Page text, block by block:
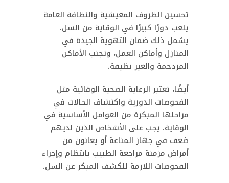
تحسين الظروف المعيشية والنظافة العامة
يلعب دورًا كبيرًا في الوقاية من السل.
يشمل ذلك ضمان التهوية الجيدة في
المنازل وأماكن العمل، وتجنب الأماكن
المزدحمة والغير نظيفة.
أيضًا، تعتبر الرعاية الصحية الوقائية مثل
الفحوصات الدورية واكتشاف الحالات في
مراحلها المبكرة من العوامل الأساسية في
الوقاية. يجب على الأشخاص الذين لديهم
ضعف في جهاز المناعة أو يعانون من
أمراض مزمنة مراجعة الطبيب بانتظام وإجراء
الفحوصات اللازمة للكشف المبكر عن السل.